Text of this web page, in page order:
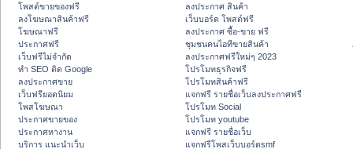
โพสต์ขายของฟรี
ลงโฆษณาสินค้าฟรี
โฆษณาฟรี
ประกาศฟรี
เว็บฟรีไม่จำกัด
ทำ SEO ติด Google
ลงประกาศขาย
เว็บฟรียอดนิยม
โพสโฆษณา
ประกาศขายของ
ประกาศหางาน
บริการ แนะนำเว็บ
ลงประกาศ สินค้า
เว็บบอร์ด โพสต์ฟรี
ลงประกาศ ซื้อ-ขาย ฟรี
ชุมชนคนไอทีขายสินค้า
ลงประกาศฟรีใหม่ๆ 2023
โปรโมทธุรกิจฟรี
โปรโมทสินค้าฟรี
แจกฟรี รายชื่อเว็บลงประกาศฟรี
โปรโมท Social
โปรโมท youtube
แจกฟรี รายชื่อเว็บ
แจกฟรีโพสเว็บบอร์ดsmf